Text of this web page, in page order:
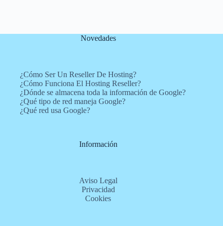
Novedades
¿Cómo Ser Un Reseller De Hosting?
¿Cómo Funciona El Hosting Reseller?
¿Dónde se almacena toda la información de Google?
¿Qué tipo de red maneja Google?
¿Qué red usa Google?
Información
Aviso Legal
Privacidad
Cookies